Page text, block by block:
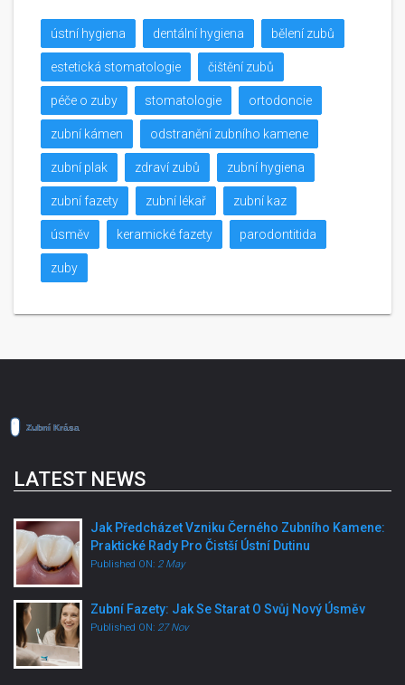
ústní hygiena dentální hygiena bělení zubů
estetická stomatologie čištění zubů
péče o zuby stomatologie ortodoncie
zubní kámen odstranění zubního kamene
zubní plak zdraví zubů zubní hygiena
zubní fazety zubní lékař zubní kaz
úsměv keramické fazety parodontitida
zuby
LATEST NEWS
Jak Předcházet Vzniku Černého Zubního Kamene:
Praktické Rady Pro Čistší Ústní Dutinu
Published ON: 2 May
Zubní Fazety: Jak Se Starat O Svůj Nový Úsměv
Published ON: 27 Nov